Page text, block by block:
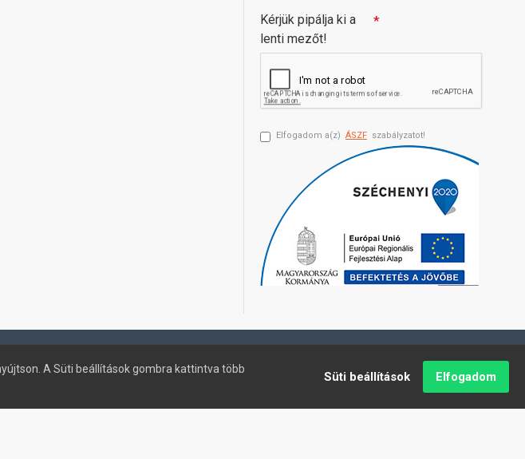
Kérjük pipálja ki a
lenti mezőt!
Elfogadom a(z) ÁSZF szabályzatot!
A Süti beállítások gombra kattintva több
Süti beállítások Elfogadom